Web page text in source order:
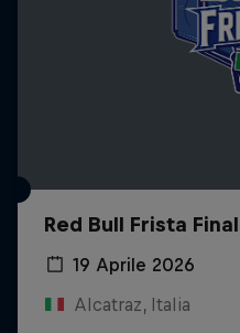
Red Bull Frista
19 Aprile 2026
Alcatraz, Italia